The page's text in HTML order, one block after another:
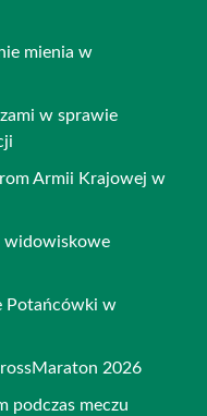
mienia w
w sprawie
Armii Krajowej w
widowiskowe
Potańcówki w
2026
podczas meczu